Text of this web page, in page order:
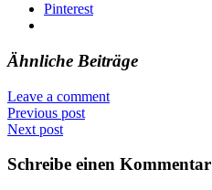
Pinterest
Ähnliche Beiträge
Leave a comment
Previous post
Next post
Schreibe einen Kommentar